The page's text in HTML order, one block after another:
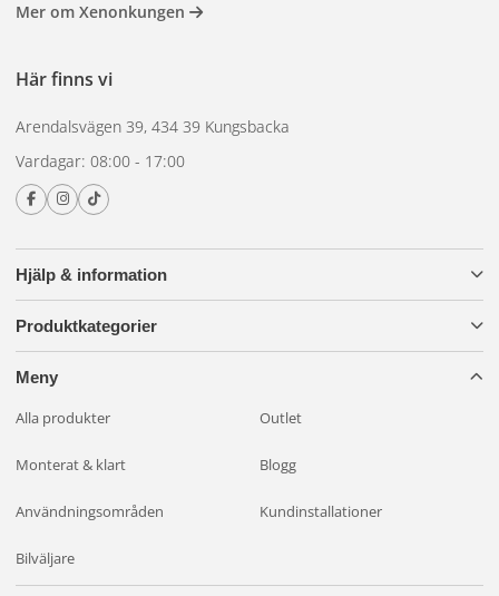
Hjälp & information
Produktkategorier
Meny
Alla produkter Outlet
Monterat & klart Blogg
Användningsområden Kundinstallationer
Bilväljare
Mer om Xenonkungen
Här finns vi
Arendalsvägen 39, 434 39 Kungsbacka
Vardagar: 08:00 - 17:00